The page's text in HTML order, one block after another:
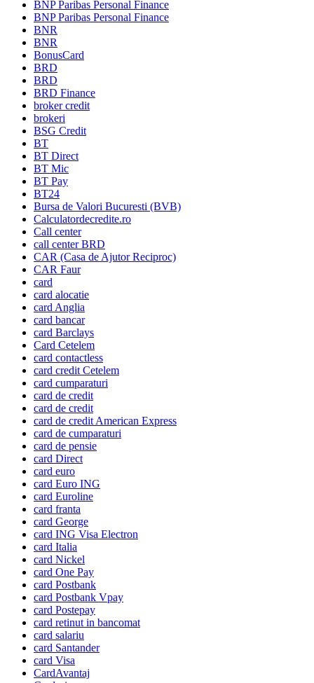
BNP Paribas Personal Finance
BNP Paribas Personal Finance
BNR
BNR
BonusCard
BRD
BRD
BRD Finance
broker credit
brokeri
BSG Credit
BT
BT Direct
BT Mic
BT Pay
BT24
Bursa de Valori Bucuresti (BVB)
Calculatordecredite.ro
Call center
call center BRD
CAR (Casa de Ajutor Reciproc)
CAR Faur
card
card alocatie
card Anglia
card bancar
card Barclays
Card Cetelem
card contactless
card credit Cetelem
card cumparaturi
card de credit
card de credit
card de credit American Express
card de cumparaturi
card de pensie
card Direct
card euro
card Euro ING
card Euroline
card franta
card George
card ING Visa Electron
card Italia
card Nickel
card One Pay
card Postbank
card Postbank Vpay
card Postepay
card retinut in bancomat
card salariu
card Santander
card Visa
CardAvantaj